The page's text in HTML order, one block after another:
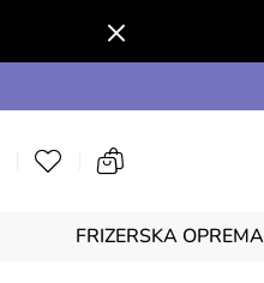
FRIZERSKA OPREMA